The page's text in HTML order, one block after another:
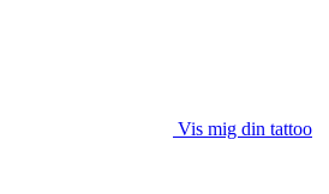
Vis mig din tattoo